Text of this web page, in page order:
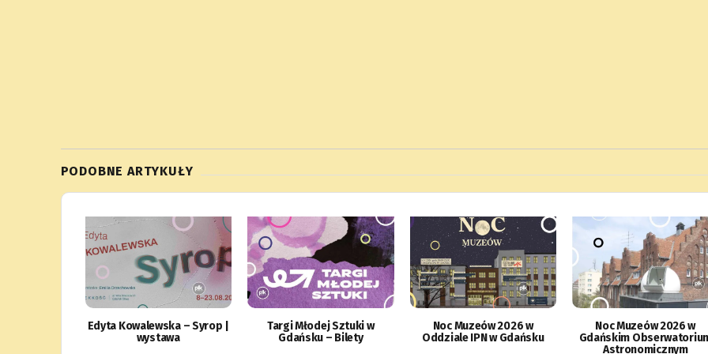
PODOBNE ARTYKUŁY
Edyta Kowalewska – Syrop |
wystawa
Targi Młodej Sztuki w
Gdańsku – Bilety
Noc Muzeów 2026 w
Oddziale IPN w Gdańsku
Noc Muzeów 2026 w
Gdańskim
Astronomicznym